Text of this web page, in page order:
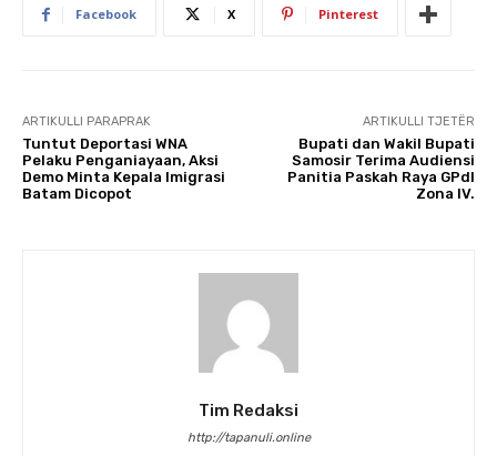
Facebook X Pinterest
ARTIKULLI PARAPRAK
Tuntut Deportasi WNA
Pelaku Penganiayaan, Aksi
Demo Minta Kepala Imigrasi
Batam Dicopot
ARTIKULLI TJETËR
Bupati dan Wakil Bupati
Samosir Terima Audiensi
Panitia Paskah Raya GPdI
Zona IV.
Tim Redaksi
http://tapanuli.online